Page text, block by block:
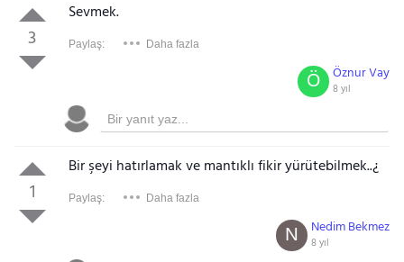
3
Sevmek.
Paylaş: Daha fazla
Öznur Vay
8 yıl
Ö
1
Bir şeyi hatırlamak ve mantıklı fikir yürütebilmek..¿
Paylaş: Daha fazla
Nedim Bekmez
8 yıl
N